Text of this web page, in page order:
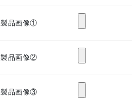
製品画像①
製品画像②
製品画像③